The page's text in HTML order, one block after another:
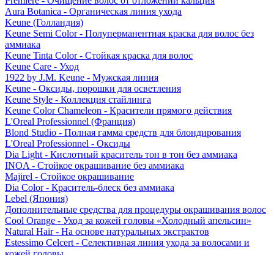
Aura Botanica - Органическая линия ухода
Keune (Голландия)
Keune Semi Color - Полуперманентная краска для волос без
аммиака
Keune Tinta Color - Стойкая краска для волос
Keune Care - Уход
1922 by J.M. Keune - Мужская линия
Keune - Оксиды, порошки для осветления
Keune Style - Коллекция стайлинга
Keune Color Chameleon - Красители прямого действия
L'Oreal Professionnel (Франция)
Blond Studio - Полная гамма средств для блондирования
L'Oreal Professionnel - Оксиды
Dia Light - Кислотный краситель тон в тон без аммиака
INOA - Стойкое окрашивание без аммиака
Majirel - Стойкое окрашивание
Dia Color - Краситель-блеск без аммиака
Lebel (Япония)
Дополнительные средства для процедуры окрашивания волос
Cool Orange - Уход за кожей головы «Холодный апельсин»
Natural Hair - На основе натуральных экстрактов
Estessimo Celcert - Селективная линия ухода за волосами и